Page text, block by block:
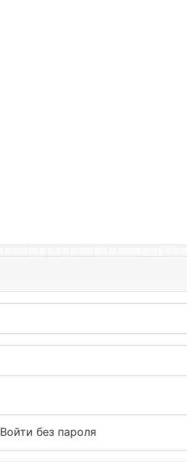
Войти без пароля